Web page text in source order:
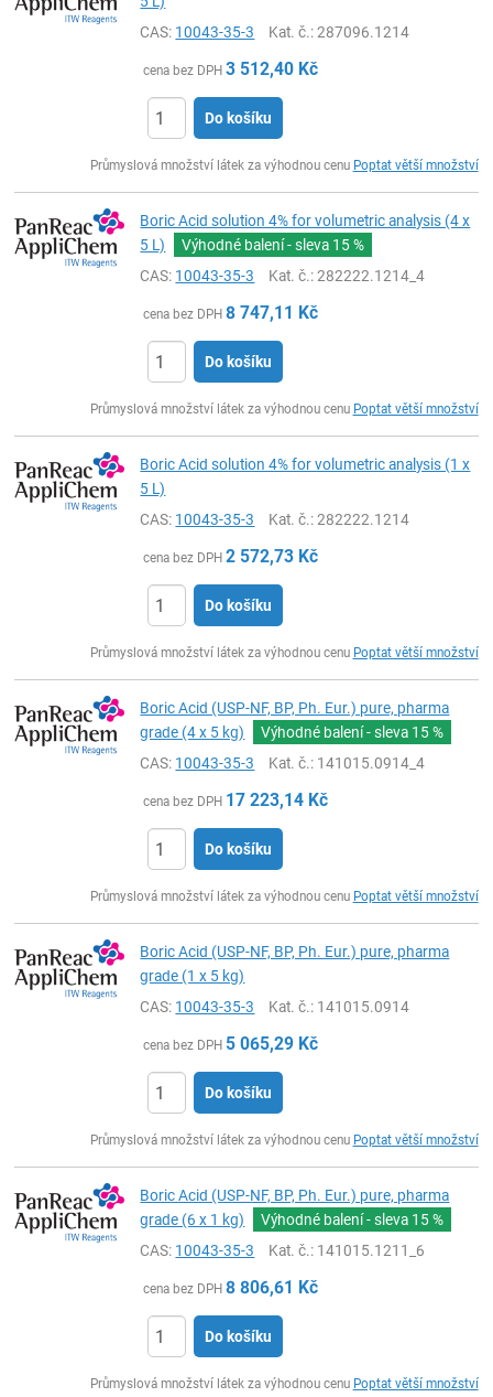
CAS: 10043-35-3 Kat. č.: 287096.1214
cena bez DPH 3 512,40 Kč
Do košíku
Průmyslová množství látek za výhodnou cenu Poptat větší množství
Boric Acid solution 4% for volumetric analysis (4 x
5 L)
Výhodné balení - sleva 15 %
CAS: 10043-35-3 Kat. č.: 282222.1214_4
cena bez DPH 8 747,11 Kč
Do košíku
Průmyslová množství látek za výhodnou cenu Poptat větší množství
Boric Acid solution 4% for volumetric analysis (1 x
5 L)
CAS: 10043-35-3 Kat. č.: 282222.1214
cena bez DPH 2 572,73 Kč
Do košíku
Průmyslová množství látek za výhodnou cenu Poptat větší množství
Boric Acid (USP-NF, BP, Ph. Eur.) pure, pharma
grade (4 x 5 kg)
Výhodné balení - sleva 15 %
CAS: 10043-35-3 Kat. č.: 141015.0914_4
cena bez DPH 17 223,14 Kč
Do košíku
Průmyslová množství látek za výhodnou cenu Poptat větší množství
Boric Acid (USP-NF, BP, Ph. Eur.) pure, pharma
grade (1 x 5 kg)
CAS: 10043-35-3 Kat. č.: 141015.0914
cena bez DPH 5 065,29 Kč
Do košíku
Průmyslová množství látek za výhodnou cenu Poptat větší množství
Boric Acid (USP-NF, BP, Ph. Eur.) pure, pharma
grade (6 x 1 kg)
Výhodné balení - sleva 15 %
CAS: 10043-35-3 Kat. č.: 141015.1211_6
cena bez DPH 8 806,61 Kč
Do košíku
Průmyslová množství látek za výhodnou cenu Poptat větší množství